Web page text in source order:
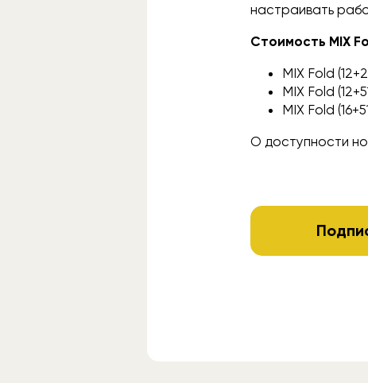
настраивать
Стоимость MIX
MIX Fold
MIX Fold
MIX Fold
О доступности